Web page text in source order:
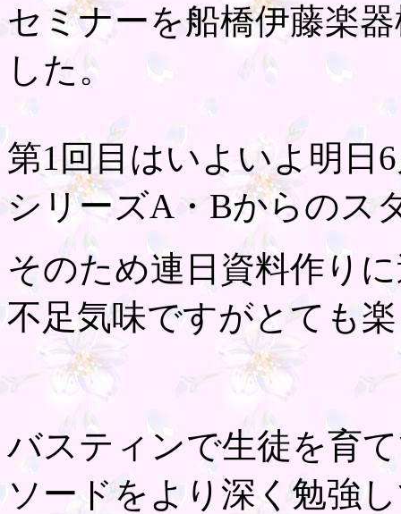
セミナーを船橋伊藤楽
した。
第1回目はいよいよ明日
シリーズA・Bからのス
そのため連日資料作り
不足気味ですがとても
バスティンで生徒を育
ソードをより深く勉強